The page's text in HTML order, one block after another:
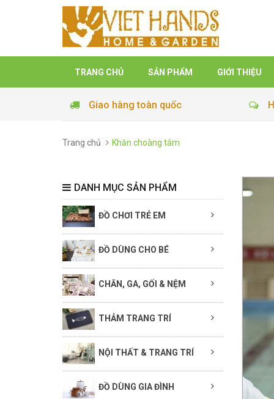
TRANG CHỦ SẢN PHẨM GIỚI THIỆU
Giao hàng toàn quốc
Trang chủ Khăn choàng tắm
DANH MỤC SẢN PHẨM
ĐỒ CHƠI TRẺ EM
ĐỒ DÙNG CHO BÉ
CHĂN, GA, GỐI & NỆM
THẢM TRANG TRÍ
NỘI THẤT & TRANG TRÍ
ĐỒ DÙNG GIA ĐÌNH